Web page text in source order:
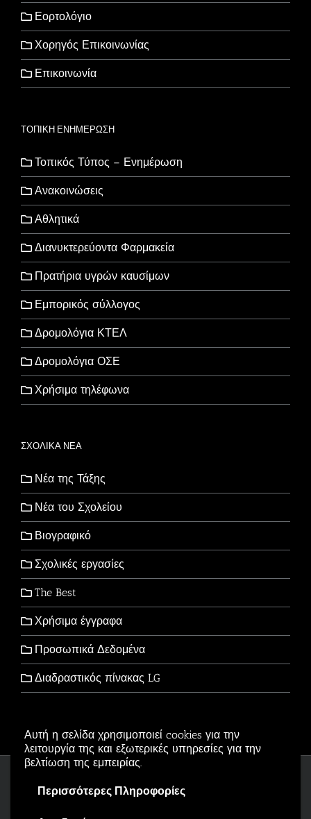
Αυτή η σελίδα χρησιμοποιεί cookies για την
λειτουργία της και εξωτερικές υπηρεσίες για την
βελτίωση της εμπειρίας.
Περισσότερες Πληροφορίες
Εορτολόγιο
Χορηγός Επικοινωνίας
Επικοινωνία
ΤΟΠΙΚΗ ΕΝΗΜΕΡΩΣΗ
Τοπικός Τύπος – Ενημέρωση
Ανακοινώσεις
Αθλητικά
Διανυκτερεύοντα Φαρμακεία
Πρατήρια υγρών καυσίμων
Εμπορικός σύλλογος
Δρομολόγια ΚΤΕΛ
Δρομολόγια ΟΣΕ
Χρήσιμα τηλέφωνα
ΣΧΟΛΙΚΑ ΝΕΑ
Νέα της Τάξης
Νέα του Σχολείου
Βιογραφικό
Σχολικές εργασίες
The Best
Χρήσιμα έγγραφα
Προσωπικά Δεδομένα
Διαδραστικός πίνακας LG
Αρβανιτίδης Θεόδωρος Powered by